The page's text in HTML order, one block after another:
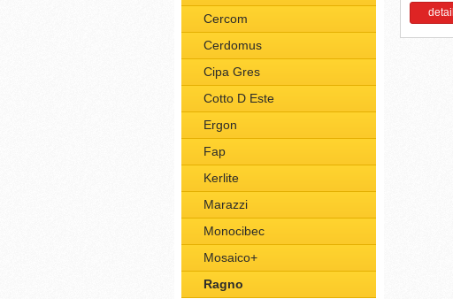
Cercom
Cerdomus
Cipa Gres
Cotto D Este
Ergon
Fap
Kerlite
Marazzi
Monocibec
Mosaico+
Ragno
detail